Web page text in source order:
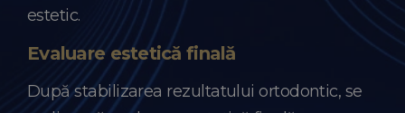
estetic.
Evaluare estetică finală
După stabilizarea rezultatului ortodontic, se